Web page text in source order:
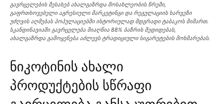
გავრცელების შესახებ ახალგაზრდა მოსახლეობის წრეში,
გაფრთხოვებელი აგრესიული მარკეტინგი და რეგულაციის ხარვეზი
უძღვის აღმებას პოპულაციებში ისტორიულად მდგრადი ტაბაკოს მიმართ.
სკანდინავიაში გავრცელება მიაღწია 88% ბაზრის შედიდებას,
ახალგაზრდა გამოყენება აძლევს ტრადიციული სიგარეტების მოხმარებას.
ნიკოტინის ახალი
პროდუქტების სწრაფი